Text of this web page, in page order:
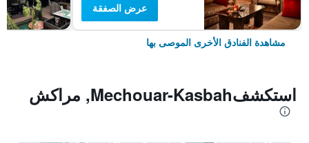
عرض الصفقة
مشاهدة الفنادق الأخرى الموصى بها
استكشفMechouar-Kasbah, مراكش